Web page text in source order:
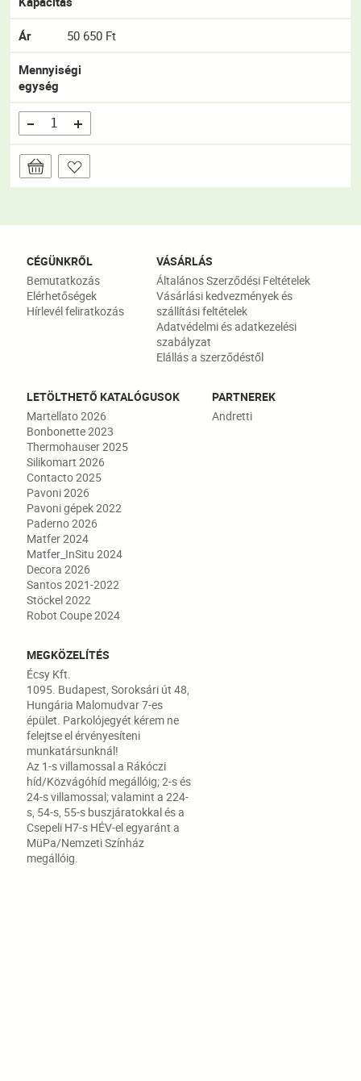
Ár 50 650 Ft
Mennyiségi
egység
CÉGÜNKRŐL
Bemutatkozás
Elérhetőségek
Hírlevél feliratkozás
VÁSÁRLÁS
Általános Szerződési Feltételek
Vásárlási kedvezmények és
szállítási feltételek
Adatvédelmi és adatkezelési
szabályzat
Elállás a szerződéstől
LETÖLTHETŐ KATALÓGUSOK
Martellato 2026
Bonbonette 2023
Thermohauser 2025
Silikomart 2026
Contacto 2025
Pavoni 2026
Pavoni gépek 2022
Paderno 2026
Matfer 2024
Matfer_InSitu 2024
Decora 2026
Santos 2021-2022
Stöckel 2022
Robot Coupe 2024
PARTNEREK
Andretti
MEGKÖZELÍTÉS
Écsy Kft.
1095. Budapest, Soroksári út 48,
Hungária Malomudvar 7-es
épület. Parkolójegyét kérem ne
felejtse el érvényesíteni
munkatársunknál!
Az 1-s villamossal a Rákóczi
híd/Közvágóhíd megállóig; 2-s és
24-s villamossal; valamint a 224-
s, 54-s, 55-s buszjáratokkal és a
Csepeli H7-s HÉV-el egyaránt a
MüPa/Nemzeti Színház
megállóig.